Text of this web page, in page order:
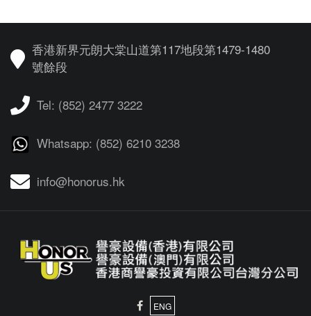
香港新界元朗大棠山道第117地段第1479-1480
號餘段
Tel: (852) 2477 3222
Whatsapp: (852) 6210 3238
info@honorus.hk
ENG